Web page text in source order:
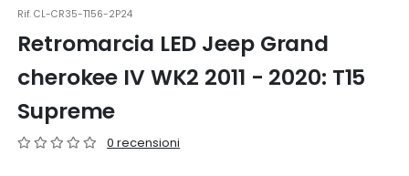
Rif.CL-CR35-T156-2P24
Retromarcia LED Jeep Grand
cherokee IV WK2 2011 - 2020: T15
Supreme
0 recensioni